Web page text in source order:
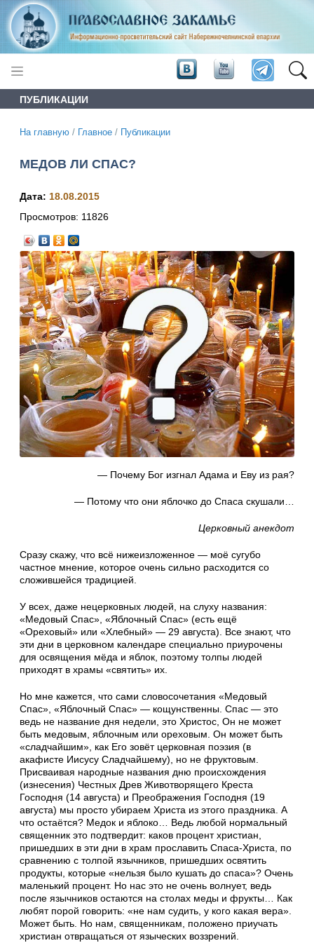
ПУБЛИКАЦИИ
На главную / Главное / Публикации
МЕДОВ ЛИ СПАС?
Дата: 18.08.2015
Просмотров: 11826
— Почему Бог изгнал Адама и Еву из рая?
— Потому что они яблочко до Спаса скушали…
Церковный анекдот
Сразу скажу, что всё нижеизложенное — моё сугубо
частное мнение, которое очень сильно расходится со
сложившейся традицией.
У всех, даже нецерковных людей, на слуху названия:
«Медовый Спас», «Яблочный Спас» (есть ещё
«Ореховый» или «Хлебный» — 29 августа). Все знают, что
эти дни в церковном календаре специально приурочены
для освящения мёда и яблок, поэтому толпы людей
приходят в храмы «святить» их.
Но мне кажется, что сами словосочетания «Медовый
Спас», «Яблочный Спас» — кощунственны. Спас — это
ведь не название дня недели, это Христос, Он не может
быть медовым, яблочным или ореховым. Он может быть
«сладчайшим», как Его зовёт церковная поэзия (в
акафисте Иисусу Сладчайшему), но не фруктовым.
Присваивая народные названия дню происхождения
(изнесения) Честных Древ Животворящего Креста
Господня (14 августа) и Преображения Господня (19
августа) мы просто убираем Христа из этого праздника. А
что остаётся? Медок и яблоко… Ведь любой нормальный
священник это подтвердит: каков процент христиан,
пришедших в эти дни в храм прославить Спаса-Христа, по
сравнению с толпой язычников, пришедших освятить
продукты, которые «нельзя было кушать до спаса»? Очень
маленький процент. Но нас это не очень волнует, ведь
после язычников остаются на столах меды и фрукты… Как
любят порой говорить: «не нам судить, у кого какая вера».
Может быть. Но нам, священникам, положено приучать
христиан отвращаться от языческих воззрений.